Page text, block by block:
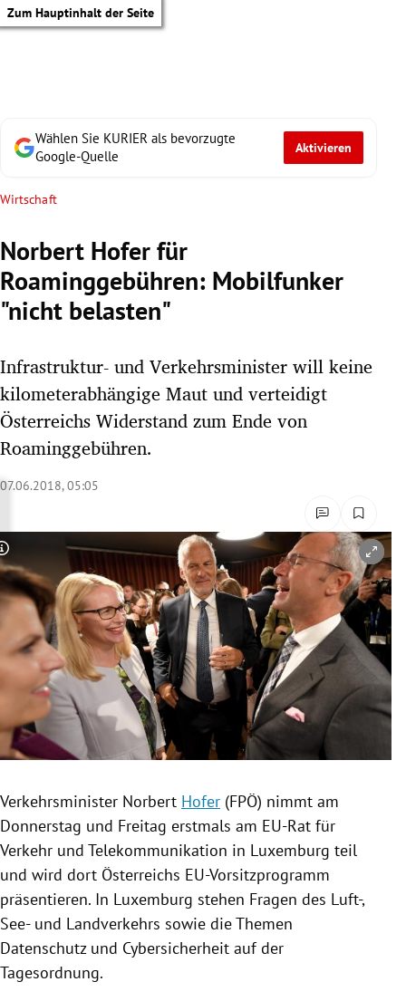
Zum Hauptinhalt der Seite
Untermenü
Untermenü
Untermenü
Untermenü
Untermenü
Untermenü
Wählen Sie KURIER als bevorzugte
Google-Quelle
Aktivieren
Wirtschaft
Norbert Hofer für
Roaminggebühren: Mobilfunker
"nicht belasten"
Infrastruktur- und Verkehrsminister will keine
kilometerabhängige Maut und verteidigt
Österreichs Widerstand zum Ende von
Roaminggebühren.
07.06.2018, 05:05
Copyright-Hinweis öffnen/schließen
Verkehrsminister Norbert Hofer (FPÖ) nimmt am
Donnerstag und Freitag erstmals am EU-Rat für
Verkehr und Telekommunikation in Luxemburg teil
und wird dort Österreichs EU-Vorsitzprogramm
präsentieren. In Luxemburg stehen Fragen des Luft-,
See- und Landverkehrs sowie die Themen
Datenschutz und Cybersicherheit auf der
Tagesordnung.